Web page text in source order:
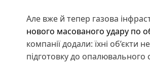
Але вже й тепер газова
нового масованого удару по
компанії додали: їхні
підготовку до